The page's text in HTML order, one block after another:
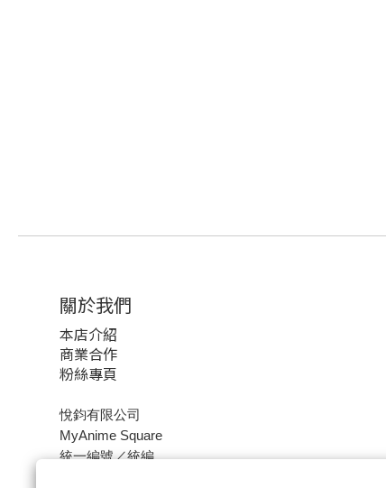
關於我們
本店介紹
商業合作
粉絲專頁
悅鈞有限公司
MyAnime Square
統一編號／統編